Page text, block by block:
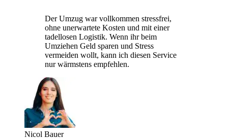
Der Umzug war vollkommen stressfrei,
ohne unerwartete Kosten und mit einer
tadellosen Logistik. Wenn ihr beim
Umziehen Geld sparen und Stress
vermeiden wollt, kann ich diesen Service
nur wärmstens empfehlen.
Nicol Bauer